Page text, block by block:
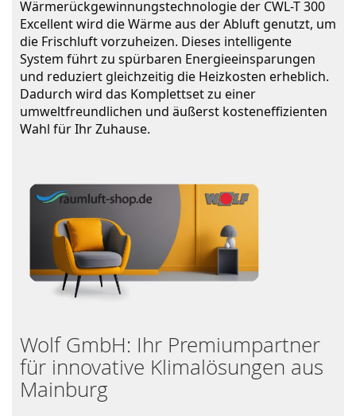
Wärmerückgewinnungstechnologie der CWL-T 300
Excellent wird die Wärme aus der Abluft genutzt, um
die Frischluft vorzuheizen. Dieses intelligente
System führt zu spürbaren Energieeinsparungen
und reduziert gleichzeitig die Heizkosten erheblich.
Dadurch wird das Komplettset zu einer
umweltfreundlichen und äußerst kosteneffizienten
Wahl für Ihr Zuhause.
Wolf GmbH: Ihr Premiumpartner
für innovative Klimalösungen aus
Mainburg